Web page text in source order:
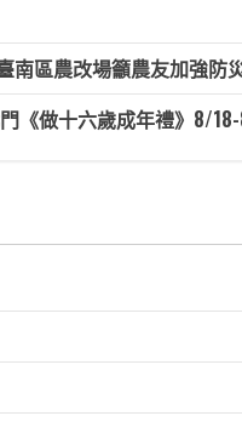
南區農改場籲農友加強防
《做十六歲成年禮》8/